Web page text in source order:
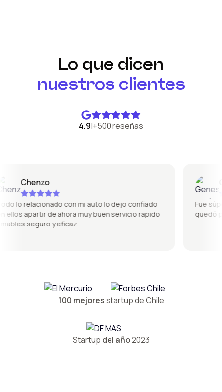
Lo que dicen
nuestros clientes
4.9|+500 reseñas
Chenzo
lo relacionado con mi auto lo dejo confiado
apartir de ahora muy buen servicio rapido
seguro y eficaz.
Fue súper
quedó
100 mejoresstartup de Chile
Startup del año2023